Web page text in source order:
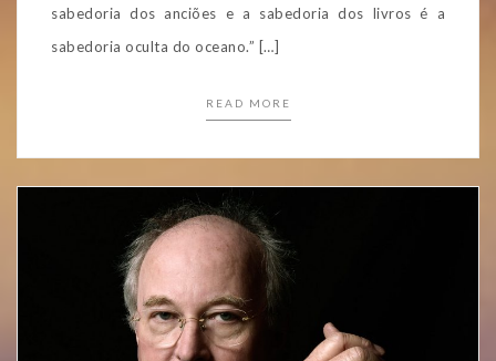
sabedoria dos anciões e a sabedoria dos livros é a
sabedoria oculta do oceano.” […]
READ MORE